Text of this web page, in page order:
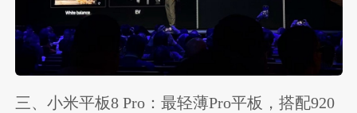
三、小米平板8 Pro：最轻薄Pro平板，搭配920